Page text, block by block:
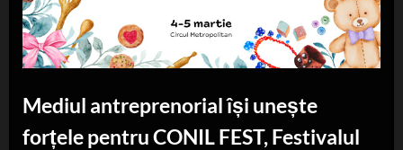
Mediul antreprenorial își unește
forțele pentru CONIL FEST, Festivalul